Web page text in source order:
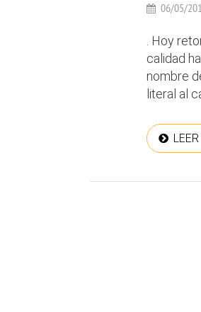
06/05/
. Hoy
calidad
nombre
literal al